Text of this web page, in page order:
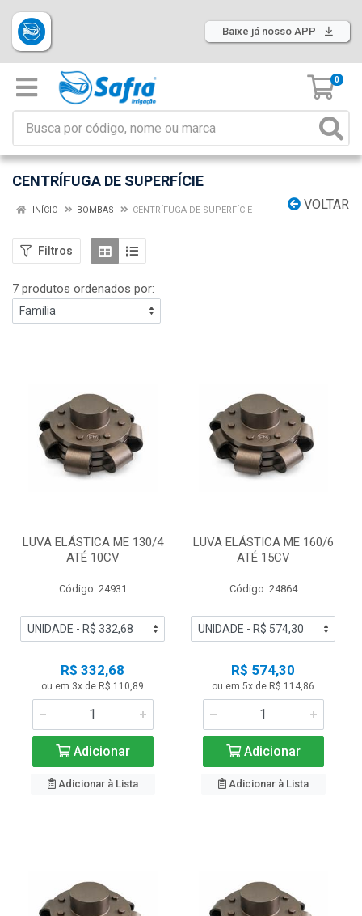
Baixe já nosso APP
0
CENTRÍFUGA DE SUPERFÍCIE
VOLTAR
INÍCIO BOMBAS CENTRÍFUGA DE SUPERFÍCIE
Filtros
7 produtos ordenados por:
LUVA ELÁSTICA ME 130/4
ATÉ 10CV
Código: 24931
R$ 332,68
ou em 3x de R$ 110,89
Adicionar
Adicionar à Lista
LUVA ELÁSTICA ME 160/6
ATÉ 15CV
Código: 24864
R$ 574,30
ou em 5x de R$ 114,86
Adicionar
Adicionar à Lista